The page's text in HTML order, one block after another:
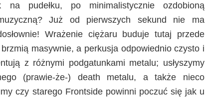
na pudełku, po minimalistycznie ozdobioną
Już od pierwszych sekund nie ma
Wrażenie ciężaru buduje tutaj przede
masywnie, a perkusja odpowiednio czysto i
z różnymi podgatunkami metalu; usłyszymy
(prawie-że-) death metalu, a także nieco
czy starego Frontside powinni poczuć się jak u